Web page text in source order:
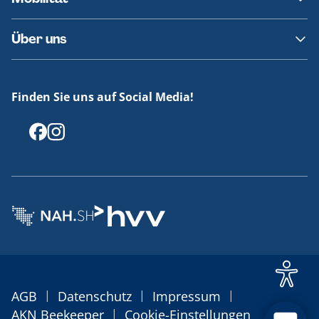
Fundsachen
Häufige Fragen
Barrierefreies Reisen
Erklärung Barrierefreiheit
Über uns
Offenlegungen
Finden Sie uns auf Social Media!
AGB | Datenschutz | Impressum |
AKN Beekeeper | Cookie-Einstellungen